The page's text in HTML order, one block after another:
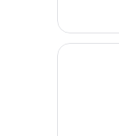
示
す
ュ
ー
ド
ル
ー